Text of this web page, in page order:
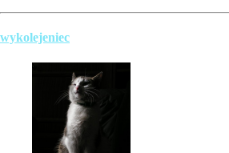
wykolejeniec